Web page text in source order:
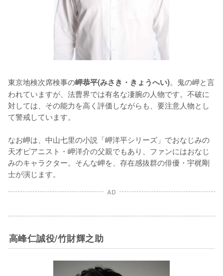
東京地検次席検事の岬恭平(みさき・きょうへい)。鬼の岬と言
われていますが、法曹界では有名な凄腕の人物です。不破に
対しては、その能力を高く評価しながらも、要注意人物とし
て警戒しています。
なお岬は、中山七里の小説「岬洋平シリーズ」でおなじみの
天才ピアニスト・岬洋介の父親でもあり、ファンにはおなじ
みのキャラクター。そんな岬を、存在感抜群の俳優・宇梶剛
士が演じます。
AD
高峰仁誠役/竹財輝之助